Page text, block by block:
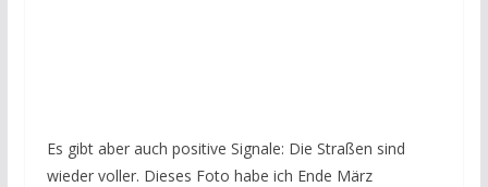
Es gibt aber auch positive Signale: Die Straßen sind
wieder voller. Dieses Foto habe ich Ende März